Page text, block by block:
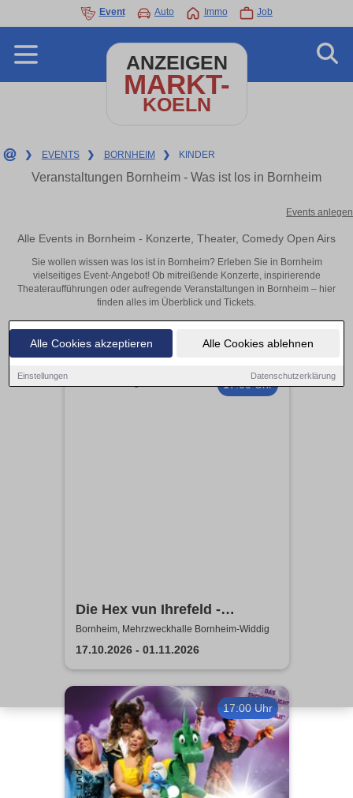
Alle Cookies akzeptieren Alle Cookies ablehnen
Einstellungen Datenschutzerklärung
Event Auto Immo Job
ANZEIGEN
MARKT-
KOELN
❯ EVENTS ❯ BORNHEIM ❯ KINDER
Veranstaltungen Bornheim - Was ist los in Bornheim
Events anlegen
Alle Events in Bornheim - Konzerte, Theater, Comedy Open Airs
Sie wollen wissen was los ist in Bornheim? Erleben Sie in Bornheim
vielseitiges Event-Angebot! Ob mitreißende Konzerte, inspirierende
Theateraufführungen oder aufregende Veranstaltungen in Bornheim – hier
finden alles im Überblick und Tickets.
17:00 Uhr
Die Hex vun Ihrefeld -
Aufführungen 2026 Theater-
Verein Herse
Bornheim, Mehrzweckhalle Bornheim-Widdig
17.10.2026 - 01.11.2026
17:00 Uhr